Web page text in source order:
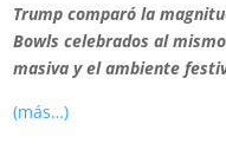
Trump comparó la
Bowls celebrados al
masiva y el ambiente
(más…)